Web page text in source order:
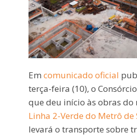
Em comunicado oficial
terça-feira (10), o
que deu início às obras do
Linha 2-Verde do Metrô de
levará o transporte sobre